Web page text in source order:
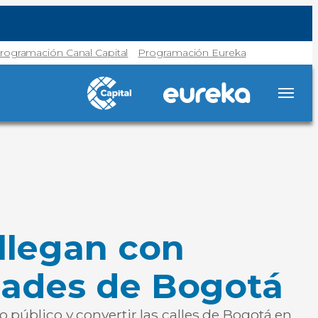
Canal Capital Programación Eureka
con
de Bogotá
público y convertir las calles de Bogotá en